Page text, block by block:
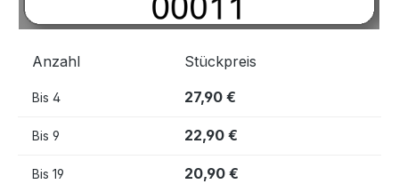
Anzahl Stückpreis
Bis 4 27,90 €
Bis 9 22,90 €
Bis 19 20,90 €